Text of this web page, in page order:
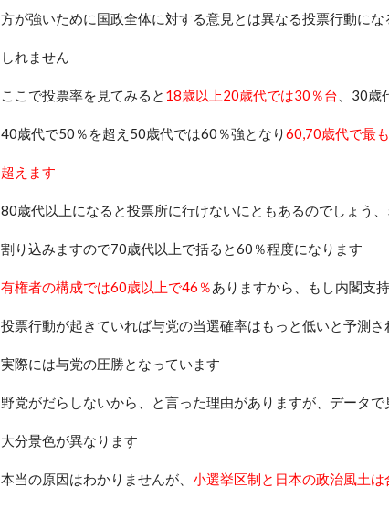
方が強いために国政全体に対する意見とは異なる投票行動にな
しれません
ここで投票率を見てみると 18歳以上20歳代では30 ％台 30歳
40歳代で50 ％を超え 50歳代では60 ％強となり60,70歳代で最
超えます
80歳代以上になると投票所に行けないにともあるのでしょう、
割り込みますので70歳代以上で括ると60 ％程度になります
有権者の構成では60歳以上で46 ％ありますから、もし内閣支
投票行動が起きていれば与党の当選確率はもっと低いと予測さ
実際には与党の圧勝となっています
野党がだらしないから、と言った理由がありますが、データで
大分景色が異なります
本当の原因はわかりませんが、 小選挙区制と日本の政治風土は